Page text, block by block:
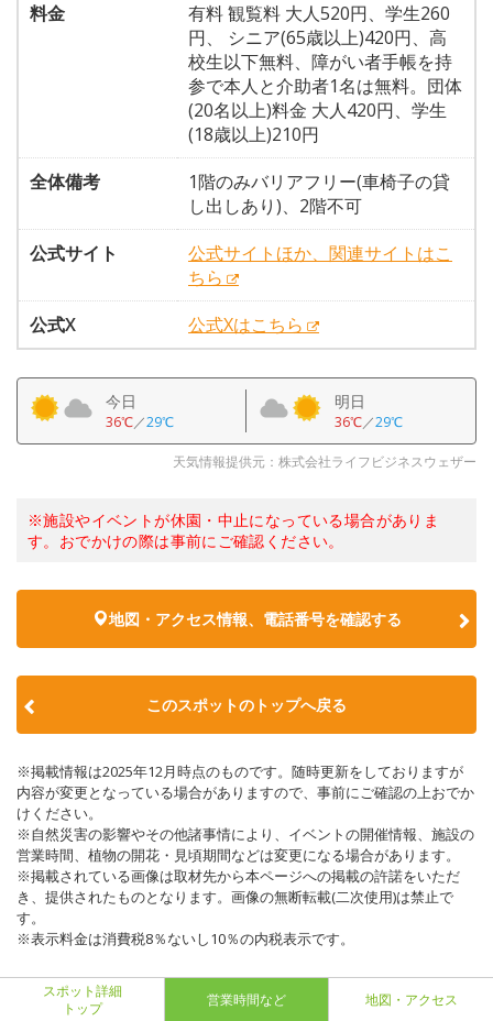
料金
有料 観覧料 大人520円、学生260
円、 シニア(65歳以上)420円、高
校生以下無料、障がい者手帳を持
参で本人と介助者1名は無料。団体
(20名以上)料金 大人420円、学生
(18歳以上)210円
全体備考
1階のみバリアフリー(車椅子の貸
し出しあり)、2階不可
公式サイト
公式サイトほか、関連サイトはこ
ちら
公式X
公式Xはこちら
今日
36℃／29℃
明日
36℃／29℃
天気情報提供元：株式会社ライフビジネスウェザー
※施設やイベントが休園・中止になっている場合がありま
す。おでかけの際は事前にご確認ください。
地図・アクセス情報、電話番号を確認する
このスポットのトップへ戻る
※掲載情報は2025年12月時点のものです。随時更新をしておりますが
内容が変更となっている場合がありますので、事前にご確認の上おでか
けください。
※自然災害の影響やその他諸事情により、イベントの開催情報、施設の
営業時間、植物の開花・見頃期間などは変更になる場合があります。
※掲載されている画像は取材先から本ページへの掲載の許諾をいただ
き、提供されたものとなります。画像の無断転載(二次使用)は禁止で
す。
※表示料金は消費税8％ないし10％の内税表示です。
スポット詳細
トップ
営業時間など 地図・アクセス